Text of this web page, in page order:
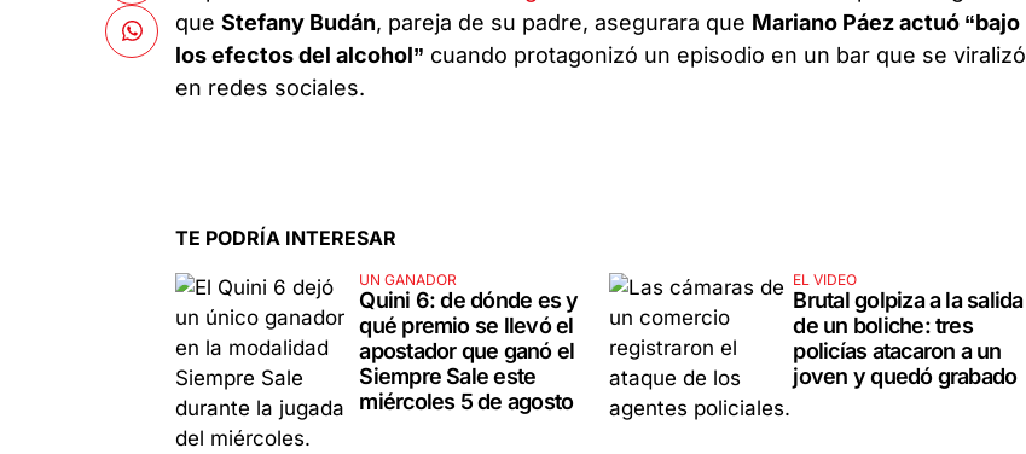
queStefany Budán, pareja de su padre, asegurara que Mariano Páez actuó “bajo
los efectos del alcohol” cuando protagonizó un episodio en un bar que se viralizó
en redes sociales.
TE PODRÍA INTERESAR
UN GANADOR
Quini 6: de dónde es y
qué premio se llevó el
apostador que ganó el
Siempre Sale este
miércoles 5 de agosto
EL VIDEO
Brutal golpiza a la salida
de un boliche: tres
policías atacaron a un
joven y quedó grabado